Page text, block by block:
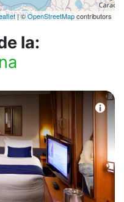
| ©OpenStreetMapcontributors
la: